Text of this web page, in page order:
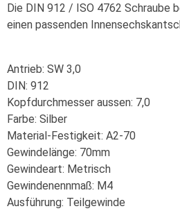
Die DIN 912 / ISO 4762 Schraube
einen passenden
Antrieb: SW 3,0
DIN: 912
Kopfdurchmesser aussen: 7,0
Farbe: Silber
Material-Festigkeit: A2-70
Gewindelänge: 70mm
Gewindeart: Metrisch
Gewindenennmaß: M4
Ausführung: Teilgewinde